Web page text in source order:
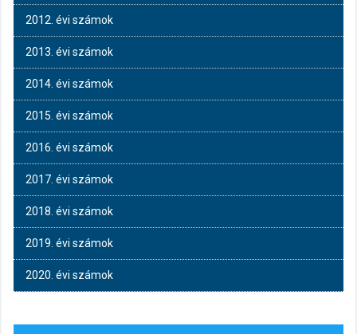
2012. évi számok
2013. évi számok
2014. évi számok
2015. évi számok
2016. évi számok
2017. évi számok
2018. évi számok
2019. évi számok
2020. évi számok